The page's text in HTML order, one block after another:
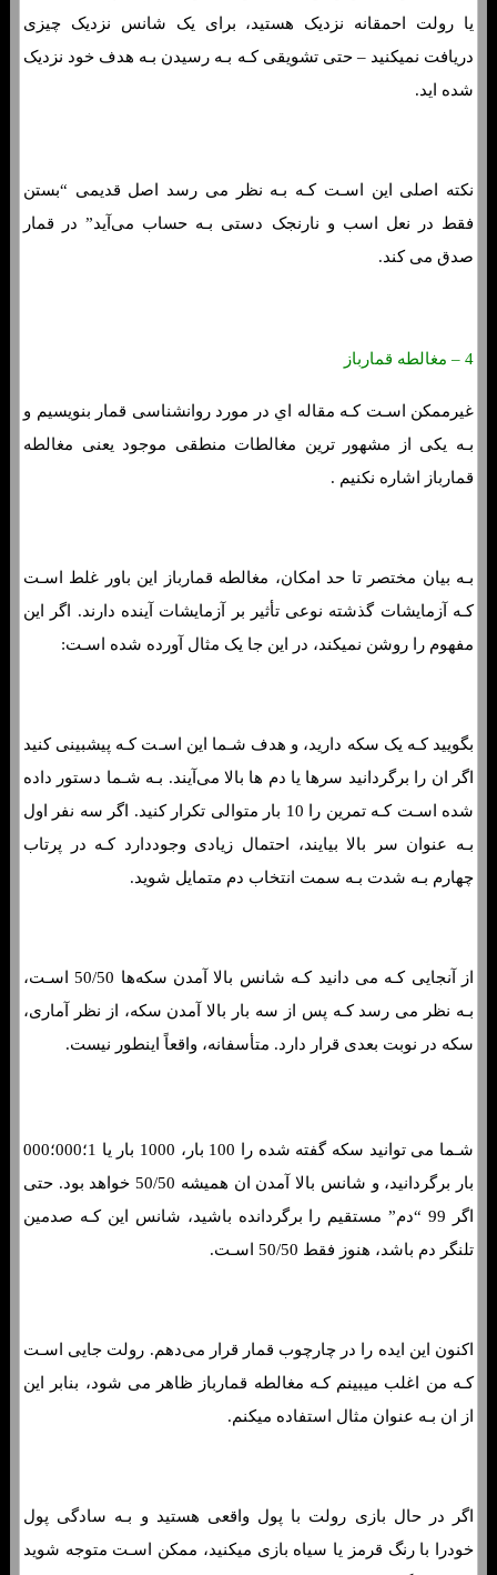
یا رولت احمقانه نزدیک هستید، برای یک شانس نزدیک چیزی
دریافت نمیکنید – حتی تشویقی کـه بـه رسیدن بـه هدف خود نزدیک
شده اید.
نکته اصلی این اسـت کـه بـه نظر می رسد اصل قدیمی “بستن
فقط در نعل اسب و نارنجک دستی بـه حساب می‌آید” در قمار
صدق می کند.
4 – مغالطه قمارباز
غیرممکن اسـت کـه مقاله اي در مورد روانشناسی قمار بنویسیم و
بـه یکی از مشهور ترین مغالطات منطقی موجود یعنی مغالطه
قمارباز اشاره نکنیم .
بـه بیان مختصر تا حد امکان، مغالطه قمارباز این باور غلط اسـت
کـه آزمایشات گذشته نوعی تأثیر بر آزمایشات آینده دارند. اگر این
مفهوم را روشن نمیکند، در این جا یک مثال آورده شده اسـت:
بگویید کـه یک سکه دارید، و هدف شـما این اسـت کـه پیشبینی کنید
اگر ان را برگردانید سرها یا دم ها بالا می‌آیند. بـه شـما دستور داده
شده اسـت کـه تمرین را 10 بار متوالی تکرار کنید. اگر سه نفر اول
بـه عنوان سر بالا بیایند، احتمال زیادی وجوددارد کـه در پرتاب
چهارم بـه شدت بـه سمت انتخاب دم متمایل شوید.
از آنجایی کـه می دانید کـه شانس بالا آمدن سکه‌ها 50/50 اسـت،
بـه نظر می رسد کـه پس از سه بار بالا آمدن سکه، از نظر آماری،
سکه در نوبت بعدی قرار دارد. متأسفانه، واقعاً اینطور نیست.
شـما می توانید سکه گفته شده را 100 بار، 1000 بار یا 1؛000؛000
بار برگردانید، و شانس بالا آمدن ان همیشه 50/50 خواهد بود. حتی
اگر 99 “دم” مستقیم را برگردانده باشید، شانس این کـه صدمین
تلنگر دم باشد، هنوز فقط 50/50 اسـت.
اکنون این ایده را در چارچوب قمار قرار می‌دهم. رولت جایی اسـت
کـه من اغلب میبینم کـه مغالطه قمارباز ظاهر می شود، بنابر این
از ان بـه عنوان مثال استفاده میکنم.
اگر در حال بازی رولت با پول واقعی هستید و بـه سادگی پول
خودرا با رنگ قرمز یا سیاه بازی میکنید، ممکن اسـت متوجه شوید